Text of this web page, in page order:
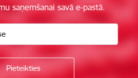
saņemšanai savā e-pastā.